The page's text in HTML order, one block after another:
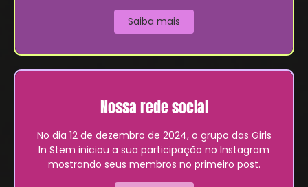
Saiba mais
Nossa rede social
No dia 12 de dezembro de 2024, o grupo das Girls
In Stem iniciou a sua participação no Instagram
mostrando seus membros no primeiro post.